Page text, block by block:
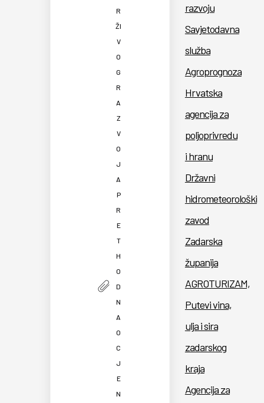
R
ŽI
V
O
G
R
A
Z
V
O
J
A
P
R
E
T
H
O
D
N
A
O
C
J
E
N
razvoju
Savjetodavna
služba
Agroprognoza
Hrvatska
agencija za
poljoprivredu
i hranu
Državni
hidrometeorološki
zavod
Zadarska
županija
AGROTURIZAM,
Putevi vina,
ulja i sira
zadarskog
kraja
Agencija za